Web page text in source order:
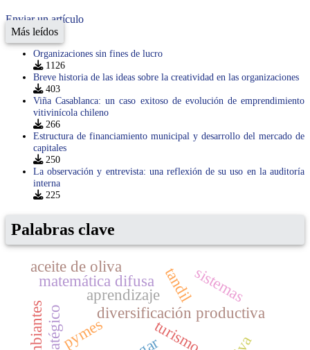
Enviar un artículo
Más leídos
Organizaciones sin fines de lucro
1126
Breve historia de las ideas sobre la creatividad en las organizaciones
403
Viña Casablanca: un caso exitoso de evolución de emprendimiento
vitivinícola chileno
266
Estructura de financiamiento municipal y desarrollo del mercado de
capitales
250
La observación y entrevista: una reflexión de su uso en la auditoría
interna
225
Palabras clave
diversificación productiva
pymes turismo
tandil
aprendizaje sistemas
matemática difusa
aceite de oliva